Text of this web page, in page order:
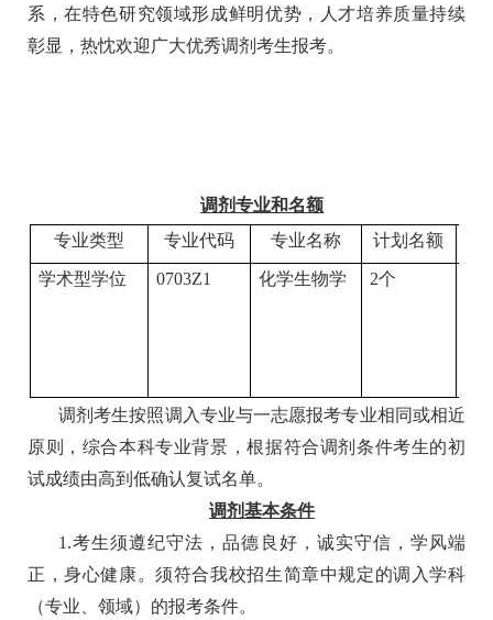
系，在特色研究领域形成鲜明优势，人才培养质量持续
彰显，热忱欢迎广大优秀调剂考生报考。
调剂专业和名额
专业类型
专业代码 专业名称 计划名额
学术型学位 0703Z1 化学生物学 2个
调剂考生按照调入专业与一志愿报考专业相同或相近
原则，综合本科专业背景，根据符合调剂条件考生的初
试成绩由高到低确认复试名单。
调剂基本条件
1 .考生须遵纪守法，品德良好，诚实守信，学风端
正，身心健康。须符合我校招生简章中规定的调入学科
（专业、领域）的报考条件。